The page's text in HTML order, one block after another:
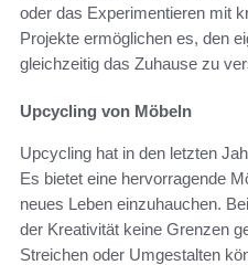
oder das Experimentieren mit
Projekte ermöglichen es, den
gleichzeitig das Zuhause zu
Upcycling von Möbeln
Upcycling hat in den letzten
Es bietet eine hervorragende
neues Leben einzuhauchen.
der Kreativität keine Grenzen
Streichen oder Umgestalten